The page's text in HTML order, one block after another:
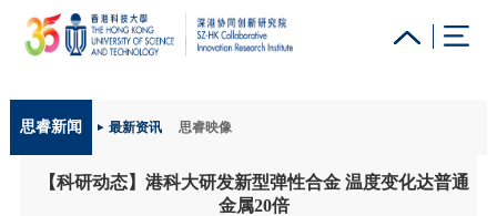
更多科大概览
科大新闻 学术部门索引
校园地图及指南 工作@科大 教授简录 认识科大
思睿新闻 最新资讯 思睿映像
【科研动态】港科大研发新型弹性合金 温度变化达普通
金属20倍